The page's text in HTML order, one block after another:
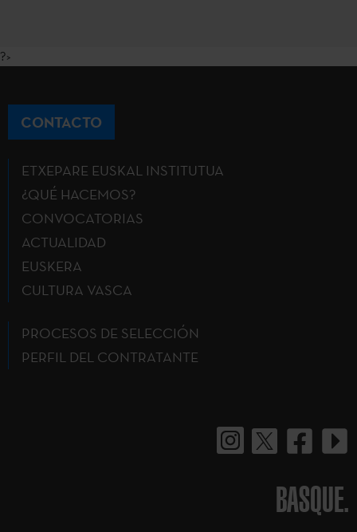
?>
CONTACTO
ETXEPARE EUSKAL INSTITUTUA
¿QUÉ HACEMOS?
CONVOCATORIAS
ACTUALIDAD
EUSKERA
CULTURA VASCA
PROCESOS DE SELECCIÓN
PERFIL DEL CONTRATANTE
BASQUE.